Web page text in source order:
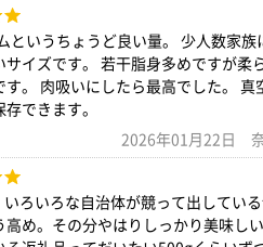
というちょうど良い量。 少人数家族
サイズです。 若干脂身多めですが柔
す。 肉吸いにしたら最高でした。 真
できます。
2026年01月22日
ろいろな自治体が競って出してい
高め。その分やはりしっかり美味し